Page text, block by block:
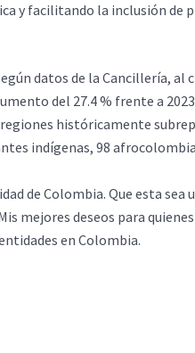
y facilitando la inclusión de
datos de la Cancillería, al
del 27.4 % frente a
históricamente
indígenas, 98
de Colombia. Que esta
mejores deseos para
en Colombia.